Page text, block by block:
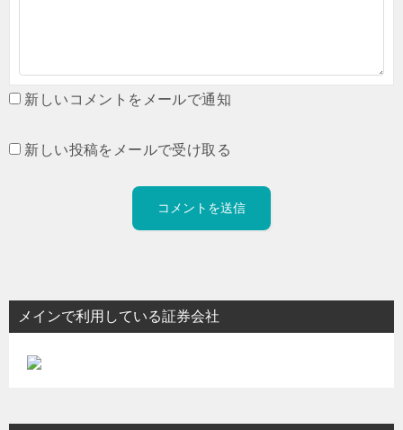
新しいコメントをメールで通知
新しい投稿をメールで受け取る
メインで利用している証券会社